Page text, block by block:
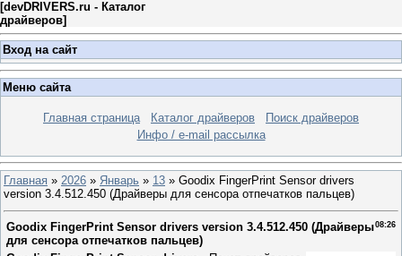
[devDRIVERS.ru - Каталог
драйверов]
Вход на сайт
Меню сайта
Главная страница Каталог драйверов
Поиск драйверов
Инфо / e-mail рассылка
Главная » 2026 » Январь » 13 » Goodix FingerPrint Sensor drivers
version 3.4.512.450 (Драйверы для сенсора отпечатков пальцев)
08:26
Goodix FingerPrint Sensor drivers version 3.4.512.450 (Драйверы
для сенсора отпечатков пальцев)